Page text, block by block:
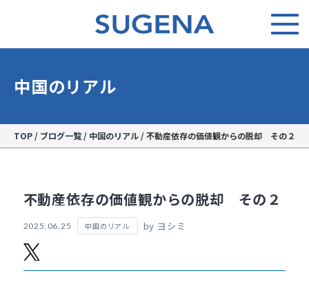
中国のリアル
TOP / ブログ一覧/ 中国のリアル /不動産依存の価値観からの脱却 その２
不動産依存の価値観からの脱却 その２
2025.06.25 中国のリアル by ヨシミ